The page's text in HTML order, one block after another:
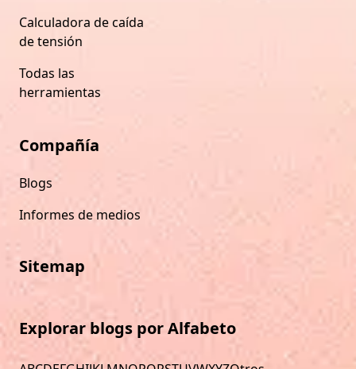
Calculadora de caída
de tensión
Todas las
herramientas
Compañía
Blogs
Informes de medios
Sitemap
Explorar blogs por Alfabeto